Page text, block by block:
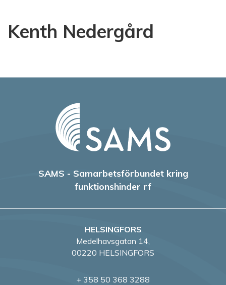
Kenth Nedergård
SAMS - Samarbetsförbundet kring
funktionshinder rf
HELSINGFORS
Medelhavsgatan 14,
00220 HELSINGFORS
+ 358 50 368 3288